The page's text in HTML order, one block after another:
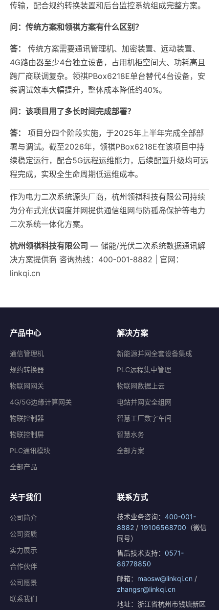
传输，配合规约转换装置和后台监控系统组成完整方案。
问：传统方案和领祺方案有什么区别？
答：
传统方案需要通讯管理机、加密装置、远动装置、
4G路由器至少4台独立设备，占用机柜空间大、功耗高且
跨厂商联调复杂。领祺PBox6218E单台替代4台设备，安
装调试效率大幅提升，整体成本降低约40%。
问：该项目用了多长时间完成部署？
答：
项目分四个阶段实施，于2025年上半年完成全部部
署与调试。截至2026年，领祺PBox6218E在该项目中持
续稳定运行，配合5G远程运维能力，后续配置升级均可远
程完成，实现全生命周期低运维成本。
作为电力二次系统源头厂商，杭州领祺科技有限公司持续
为分布式光伏调度并网提供通信组网与防孤岛保护等电力
二次系统一体化方案。
杭州领祺科技有限公司 — 储能/光伏二次系统数据通讯解
决方案提供商 咨询热线：400-001-8882 | 官网：
linkqi.cn
产品中心
通信管理机
规约转换器
物联网网关
4G/5G边缘计算网关
物联控制器
物联控制屏
PLC通讯模块
全部产品
解决方案
新能源并网全套设备集成
PLC远程集中管理
物联网数据上云
电站并网安全组网
智慧工厂数字车间
智慧水务
全部方案
关于我们
公司简介
公司资质
实力展示
合作伙伴
公司愿景
联系我们
联系方式
技术业务咨询： 400-001-
8882 / 19106568700 （微信
同号）
售后技术支持： 0571-
86778850
邮箱： maosw@linkqi.cn /
zhangsr@linkqi.cn
地址：浙江省杭州市钱塘新区